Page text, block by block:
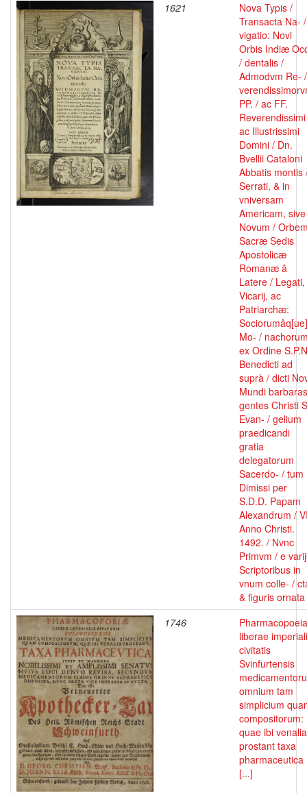
1621
Nova Typis /
Transacta Na- /
vigatio: Novi
Orbis Indiæ
/ dentalis /
Admodvm Re- /
PP. / ac FF.
Reverendissimi
ac Illustrissimi
Domini / Dn.
Bvellii Cataloni
Abbatis montis
Serrati, & in
vniversam
Americam, sive
Novum /
Sacræ Sedis
Apostolicæ
Romanæ â
Latere / Legati,
Vicarij, ac
Patriarchæ:
Sociorumâq[ue]
Mo- /
ex Ordine
Benedicti ad
suprà / dicti
Mundi barbaras
gentes Christi
Evan- / gelium
praedicandi
gratia
delegatorum
Sacerdo- / tum
Dimissi per
S.D.D. Papam
Alexandrum /
Anno Christi.
1492. / Nvnc
Primvm / e
Scriptoribus in
vnum colle- /
& figuris ornata
1746
liberae
civitatis
Svinfurtensis
omnium tam
simplicium
compositorum:
quae ibi venalia
prostant taxa
pharmaceutica
[...]